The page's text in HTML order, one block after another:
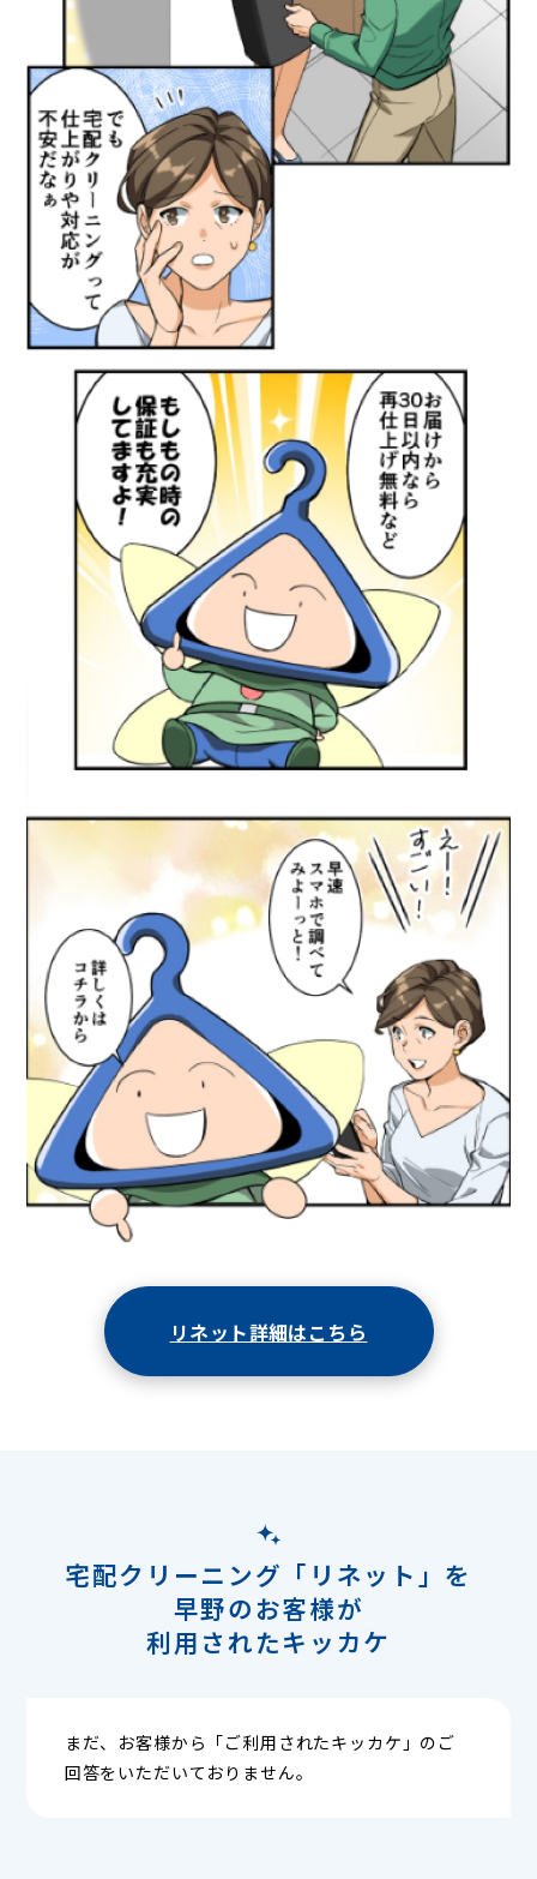
リネット詳細はこちら
宅配クリーニング「リネット」を
早野のお客様が
利用されたキッカケ
まだ、お客様から「ご利用されたキッカケ」のご
回答をいただいておりません。